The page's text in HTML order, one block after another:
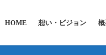
HOME 想い・ビジョン